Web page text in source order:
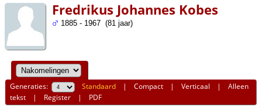
Fredrikus Johannes Kobes
1885 - 1967 (81 jaar)
Generaties: Standaard |Compact |Verticaal |Alleen
tekst | Register | PDF